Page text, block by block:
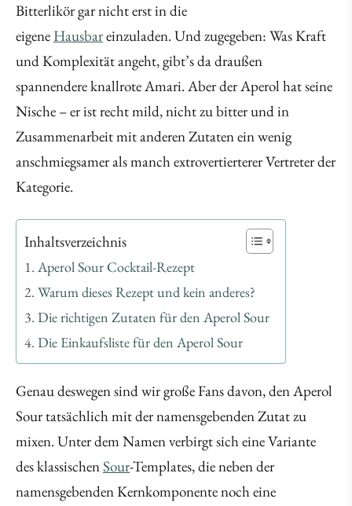
Bitterlikör gar nicht erst in die
eigene Hausbareinzuladen. Und zugegeben: Was Kraft
und Komplexität angeht, gibt’s da draußen
spannendere knallrote Amari. Aber der Aperol hat seine
Nische – er ist recht mild, nicht zu bitter und in
Zusammenarbeit mit anderen Zutaten ein wenig
anschmiegsamer als manch extrovertierterer Vertreter der
Kategorie.
Inhaltsverzeichnis
Aperol Sour Cocktail-Rezept
Warum dieses Rezept und kein anderes?
Die richtigen Zutaten für den Aperol Sour
Die Einkaufsliste für den Aperol Sour
Genau deswegen sind wir große Fans davon, den Aperol
Sour tatsächlich mit der namensgebenden Zutat zu
mixen. Unter dem Namen verbirgt sich eine Variante
des klassischenSour-Templates, die neben der
namensgebenden Kernkomponente noch eine